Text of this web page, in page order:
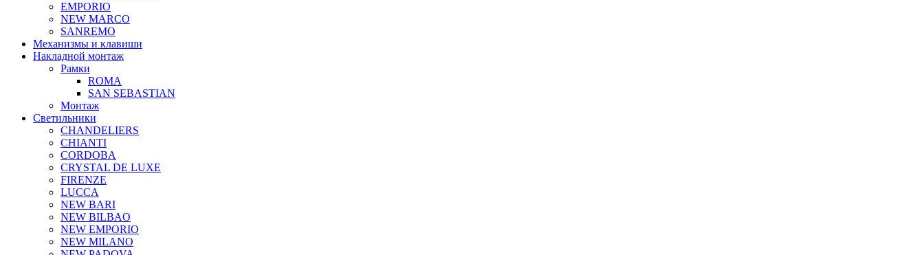
EMPORIO
NEW MARCO
SANREMO
Механизмы и клавиши
Накладной монтаж
Рамки
ROMA
SAN SEBASTIAN
Монтаж
Светильники
CHANDELIERS
CHIANTI
CORDOBA
CRYSTAL DE LUXE
FIRENZE
LUCCA
NEW BARI
NEW BILBAO
NEW EMPORIO
NEW MILANO